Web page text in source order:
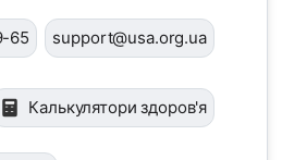
65 support@usa.org.ua
Калькулятори здоров'я